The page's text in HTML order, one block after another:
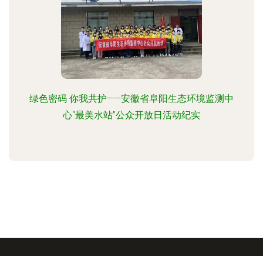
绿色密码 你我共护——安徽省阜阳生态环境监测中
心“最美水站”公众开放日活动纪实